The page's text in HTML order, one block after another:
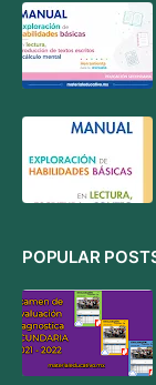
POPULAR